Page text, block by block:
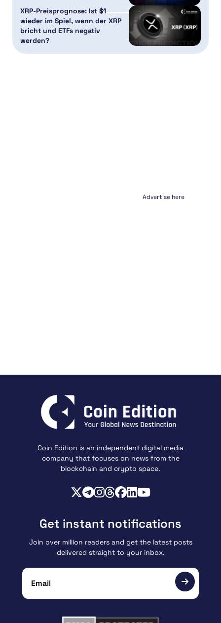
XRP-Preisprognose: Ist $1
wieder im Spiel, wenn der XRP
bricht und ETFs negativ
werden?
Advertise here
Coin Edition is an independent digital media
company that focuses on news from the
blockchain and crypto space.
Get instant notifications
Join over million readers and get the latest posts
delivered straight to your inbox.